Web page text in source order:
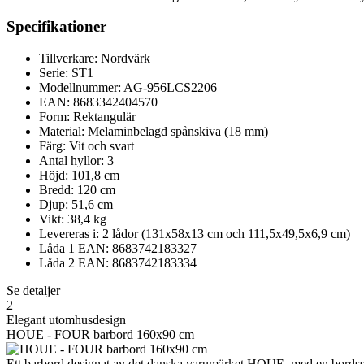
Specifikationer
Tillverkare: Nordvärk
Serie: ST1
Modellnummer: AG-956LCS2206
EAN: 8683342404570
Form: Rektangulär
Material: Melaminbelagd spånskiva (18 mm)
Färg: Vit och svart
Antal hyllor: 3
Höjd: 101,8 cm
Bredd: 120 cm
Djup: 51,6 cm
Vikt: 38,4 kg
Levereras i: 2 lådor (131x58x13 cm och 111,5x49,5x6,9 cm)
Låda 1 EAN: 8683742183327
Låda 2 EAN: 8683742183334
Se detaljer
2
Elegant utomhusdesign
HOUE - FOUR barbord 160x90 cm